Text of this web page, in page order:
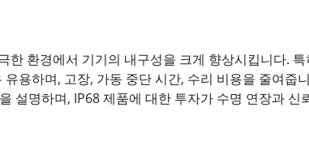
스테인리스 스틸 등급
스테인리스 스틸 패널 PC
환경에서 기기의 내구성을 크게 향상시킵니다. 특
용하며, 고장, 가동 중단 시간, 수리 비용을 줄여줍
설명하며, IP68 제품에 대한 투자가 수명 연장과 신